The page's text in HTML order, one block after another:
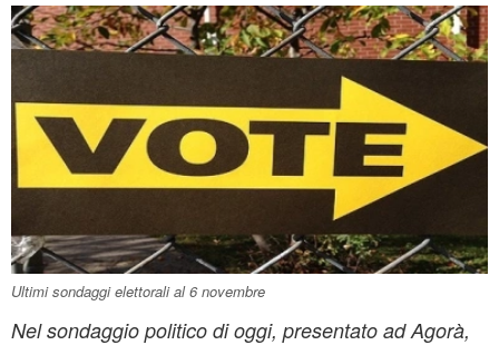
Ultimi sondaggi elettorali al 6 novembre
Nel sondaggio politico di oggi, presentato ad Agorà,